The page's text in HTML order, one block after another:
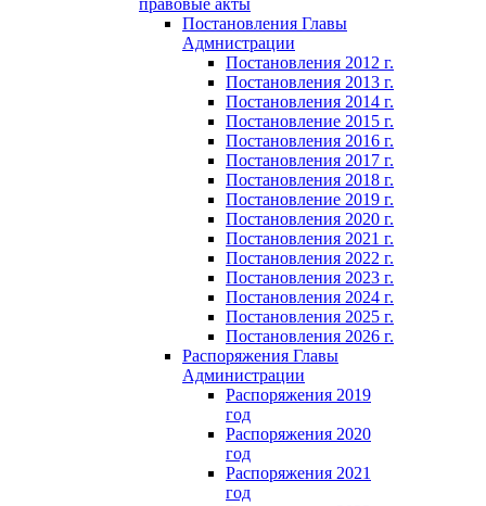
правовые акты
Постановления Главы
Адмнистрации
Постановления 2012 г.
Постановления 2013 г.
Постановления 2014 г.
Постановление 2015 г.
Постановления 2016 г.
Постановления 2017 г.
Постановления 2018 г.
Постановление 2019 г.
Постановления 2020 г.
Постановления 2021 г.
Постановления 2022 г.
Постановления 2023 г.
Постановления 2024 г.
Постановления 2025 г.
Постановления 2026 г.
Распоряжения Главы
Администрации
Распоряжения 2019
год
Распоряжения 2020
год
Распоряжения 2021
год